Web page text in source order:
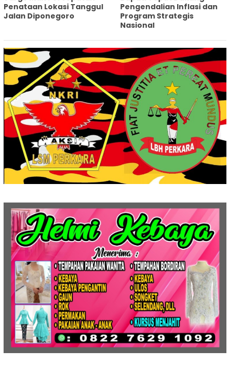
Penataan Lokasi Tanggul
Jalan Diponegoro
Pengendalian Inflasi dan
Program Strategis
Nasional‎